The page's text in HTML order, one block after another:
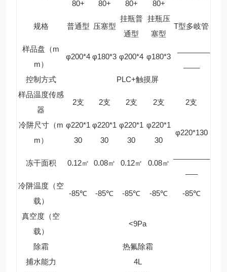
80+
80+
80+
80+
规格 普通型 压塞型
挂瓶普
通型
挂瓶压
塞型
T型多岐管
样品盘（m
m）
φ200*4 φ180*3 φ200*4 φ180*3
控制方式
PLC+触摸屏
样品温度传感
器
2支 2支 2支 2支 2支
冷阱尺寸（m
m）
φ220*1
30
φ220*1
30
φ220*1
30
φ220*1
30
φ220*130
冻干面积 0.12㎡ 0.08㎡ 0.12㎡ 0.08㎡
冷阱温度（空
载）
-85℃ -85℃ -85℃ -85℃ -85℃
真空度（空
载）
<9Pa
除霜
热氟除霜
捕水能力
4L